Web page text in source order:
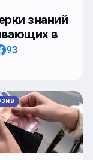
знаний
в
93